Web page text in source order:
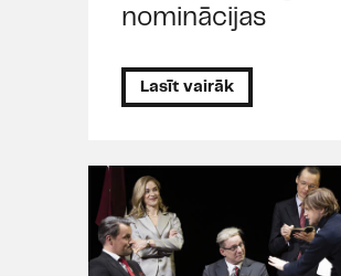
nominācijas
Lasīt vairāk